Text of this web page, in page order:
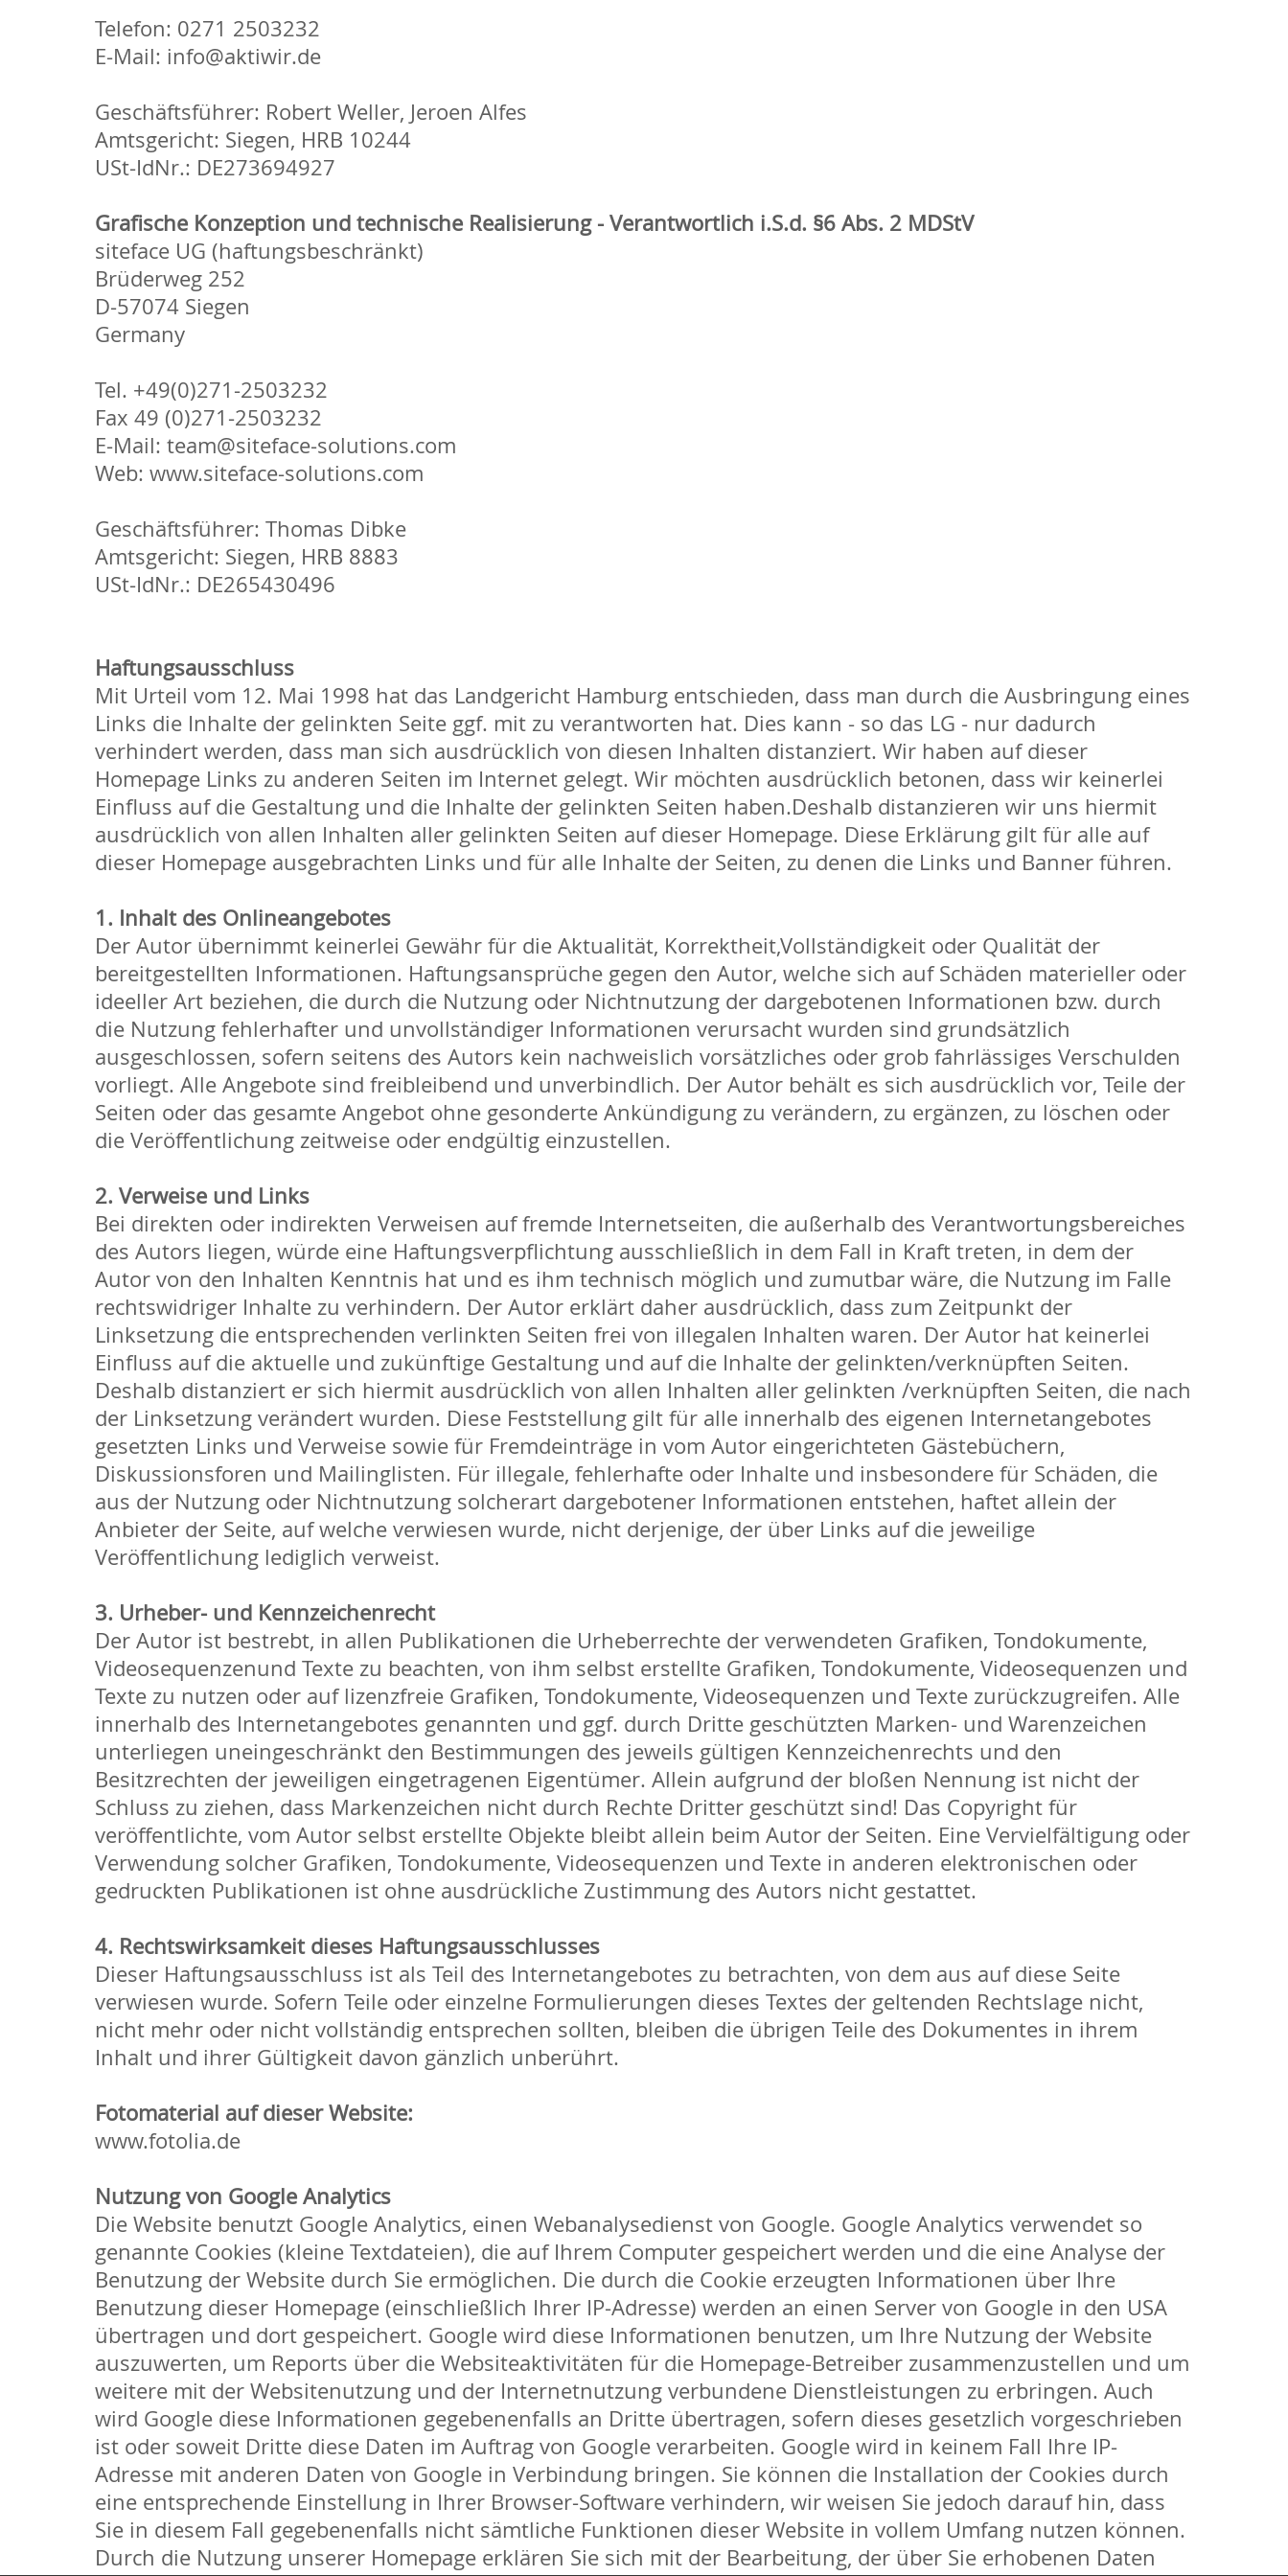
Telefon: 0271 2503232
E-Mail: info@aktiwir.de
Geschäftsführer: Robert Weller, Jeroen Alfes
Amtsgericht: Siegen, HRB 10244
USt-IdNr.: DE273694927
Grafische Konzeption und technische Realisierung - Verantwortlich i.S.d. §6 Abs. 2 MDStV
siteface UG (haftungsbeschränkt)
Brüderweg 252
D-57074 Siegen
Germany
Tel. +49(0)271-2503232
Fax 49 (0)271-2503232
E-Mail: team@siteface-solutions.com
Web: www.siteface-solutions.com
Geschäftsführer: Thomas Dibke
Amtsgericht: Siegen, HRB 8883
USt-IdNr.: DE265430496
Haftungsausschluss
Mit Urteil vom 12. Mai 1998 hat das Landgericht Hamburg entschieden, dass man durch die Ausbringung eines
Links die Inhalte der gelinkten Seite ggf. mit zu verantworten hat. Dies kann - so das LG - nur dadurch
verhindert werden, dass man sich ausdrücklich von diesen Inhalten distanziert. Wir haben auf dieser
Homepage Links zu anderen Seiten im Internet gelegt. Wir möchten ausdrücklich betonen, dass wir keinerlei
Einfluss auf die Gestaltung und die Inhalte der gelinkten Seiten haben.Deshalb distanzieren wir uns hiermit
ausdrücklich von allen Inhalten aller gelinkten Seiten auf dieser Homepage. Diese Erklärung gilt für alle auf
dieser Homepage ausgebrachten Links und für alle Inhalte der Seiten, zu denen die Links und Banner führen.
1. Inhalt des Onlineangebotes
Der Autor übernimmt keinerlei Gewähr für die Aktualität, Korrektheit,Vollständigkeit oder Qualität der
bereitgestellten Informationen. Haftungsansprüche gegen den Autor, welche sich auf Schäden materieller oder
ideeller Art beziehen, die durch die Nutzung oder Nichtnutzung der dargebotenen Informationen bzw. durch
die Nutzung fehlerhafter und unvollständiger Informationen verursacht wurden sind grundsätzlich
ausgeschlossen, sofern seitens des Autors kein nachweislich vorsätzliches oder grob fahrlässiges Verschulden
vorliegt. Alle Angebote sind freibleibend und unverbindlich. Der Autor behält es sich ausdrücklich vor, Teile der
Seiten oder das gesamte Angebot ohne gesonderte Ankündigung zu verändern, zu ergänzen, zu löschen oder
die Veröffentlichung zeitweise oder endgültig einzustellen.
2. Verweise und Links
Bei direkten oder indirekten Verweisen auf fremde Internetseiten, die außerhalb des Verantwortungsbereiches
des Autors liegen, würde eine Haftungsverpflichtung ausschließlich in dem Fall in Kraft treten, in dem der
Autor von den Inhalten Kenntnis hat und es ihm technisch möglich und zumutbar wäre, die Nutzung im Falle
rechtswidriger Inhalte zu verhindern. Der Autor erklärt daher ausdrücklich, dass zum Zeitpunkt der
Linksetzung die entsprechenden verlinkten Seiten frei von illegalen Inhalten waren. Der Autor hat keinerlei
Einfluss auf die aktuelle und zukünftige Gestaltung und auf die Inhalte der gelinkten/verknüpften Seiten.
Deshalb distanziert er sich hiermit ausdrücklich von allen Inhalten aller gelinkten /verknüpften Seiten, die nach
der Linksetzung verändert wurden. Diese Feststellung gilt für alle innerhalb des eigenen Internetangebotes
gesetzten Links und Verweise sowie für Fremdeinträge in vom Autor eingerichteten Gästebüchern,
Diskussionsforen und Mailinglisten. Für illegale, fehlerhafte oder Inhalte und insbesondere für Schäden, die
aus der Nutzung oder Nichtnutzung solcherart dargebotener Informationen entstehen, haftet allein der
Anbieter der Seite, auf welche verwiesen wurde, nicht derjenige, der über Links auf die jeweilige
Veröffentlichung lediglich verweist.
3. Urheber- und Kennzeichenrecht
Der Autor ist bestrebt, in allen Publikationen die Urheberrechte der verwendeten Grafiken, Tondokumente,
Videosequenzenund Texte zu beachten, von ihm selbst erstellte Grafiken, Tondokumente, Videosequenzen und
Texte zu nutzen oder auf lizenzfreie Grafiken, Tondokumente, Videosequenzen und Texte zurückzugreifen. Alle
innerhalb des Internetangebotes genannten und ggf. durch Dritte geschützten Marken- und Warenzeichen
unterliegen uneingeschränkt den Bestimmungen des jeweils gültigen Kennzeichenrechts und den
Besitzrechten der jeweiligen eingetragenen Eigentümer. Allein aufgrund der bloßen Nennung ist nicht der
Schluss zu ziehen, dass Markenzeichen nicht durch Rechte Dritter geschützt sind! Das Copyright für
veröffentlichte, vom Autor selbst erstellte Objekte bleibt allein beim Autor der Seiten. Eine Vervielfältigung oder
Verwendung solcher Grafiken, Tondokumente, Videosequenzen und Texte in anderen elektronischen oder
gedruckten Publikationen ist ohne ausdrückliche Zustimmung des Autors nicht gestattet.
4. Rechtswirksamkeit dieses Haftungsausschlusses
Dieser Haftungsausschluss ist als Teil des Internetangebotes zu betrachten, von dem aus auf diese Seite
verwiesen wurde. Sofern Teile oder einzelne Formulierungen dieses Textes der geltenden Rechtslage nicht,
nicht mehr oder nicht vollständig entsprechen sollten, bleiben die übrigen Teile des Dokumentes in ihrem
Inhalt und ihrer Gültigkeit davon gänzlich unberührt.
Fotomaterial auf dieser Website:
www.fotolia.de
Nutzung von Google Analytics
Die Website benutzt Google Analytics, einen Webanalysedienst von Google. Google Analytics verwendet so
genannte Cookies (kleine Textdateien), die auf Ihrem Computer gespeichert werden und die eine Analyse der
Benutzung der Website durch Sie ermöglichen. Die durch die Cookie erzeugten Informationen über Ihre
Benutzung dieser Homepage (einschließlich Ihrer IP-Adresse) werden an einen Server von Google in den USA
übertragen und dort gespeichert. Google wird diese Informationen benutzen, um Ihre Nutzung der Website
auszuwerten, um Reports über die Websiteaktivitäten für die Homepage-Betreiber zusammenzustellen und um
weitere mit der Websitenutzung und der Internetnutzung verbundene Dienstleistungen zu erbringen. Auch
wird Google diese Informationen gegebenenfalls an Dritte übertragen, sofern dieses gesetzlich vorgeschrieben
ist oder soweit Dritte diese Daten im Auftrag von Google verarbeiten. Google wird in keinem Fall Ihre IP-
Adresse mit anderen Daten von Google in Verbindung bringen. Sie können die Installation der Cookies durch
eine entsprechende Einstellung in Ihrer Browser-Software verhindern, wir weisen Sie jedoch darauf hin, dass
Sie in diesem Fall gegebenenfalls nicht sämtliche Funktionen dieser Website in vollem Umfang nutzen können.
Durch die Nutzung unserer Homepage erklären Sie sich mit der Bearbeitung, der über Sie erhobenen Daten